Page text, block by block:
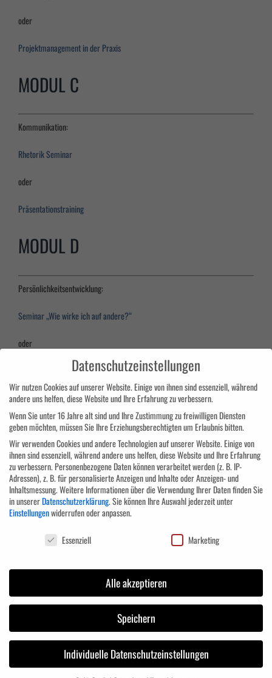
oder
Projektmanagement in der Praxis
MODUL C
Kommunikation:
Rhetorik Seminar
oder
Präsentationstraining
MODUL D
Persönlichkeitsentwicklung:
Seminar „Wie wirke ich auf andere?“
oder
Selbstsicheres Auftreten und Persönlichkeitsmanagement
ABSCHLUSS COACHING (optional)
Sie schließen das aus vier Modulen und einem optionalen Coaching-Modul
bestehende Programm mit einem Diplom des Aus- und
Weiterbildungszentrum Bodensee ab:
AWZ Bodensee Diplom Führung I
Zielgruppe
Dieses Qualifizierungsprogramm richtet sich an Nachwuchs-Führungskräfte,
Führungskräfte mit Weiterbildungswünschen sowie an Quereinsteiger, die
erst seit kurzem in der Führungsverantwortung stehen oder denen eine
Führungsposition in Aussicht gestellt wurde.
Teilnehmer
Datenschutzeinstellungen
Wir nutzen Cookies auf unserer Website. Einige von ihnen sind essenziell, während
andere uns helfen, diese Website und Ihre Erfahrung zu verbessern.
Wenn Sie unter 16 Jahre alt sind und Ihre Zustimmung zu freiwilligen Diensten
geben möchten, müssen Sie Ihre Erziehungsberechtigten um Erlaubnis bitten.
Wir verwenden Cookies und andere Technologien auf unserer Website. Einige von
ihnen sind essenziell, während andere uns helfen, diese Website und Ihre Erfahrung
zu verbessern. Personenbezogene Daten können verarbeitet werden (z. B. IP-
Adressen), z. B. für personalisierte Anzeigen und Inhalte oder Anzeigen- und
Inhaltsmessung.Weitere Informationen über die Verwendung Ihrer Daten finden Sie
in unsererDatenschutzerklärung.Sie können Ihre Auswahl jederzeit unter
Einstellungenwiderrufen oder anpassen.
Datenschutzeinstellungen
Essenziell Marketing
Alle akzeptieren
Speichern
Individuelle Datenschutzeinstellungen